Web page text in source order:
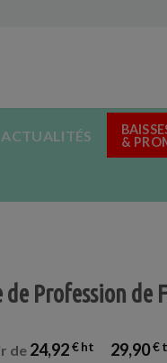
ACTUALITÉS
&
de Profession de
de 24,92€ 29,90€